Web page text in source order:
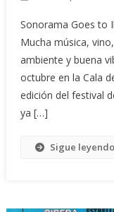
Sonorama Goes to
Mucha música,
ambiente y buena
octubre en la Cala
edición del festival
ya […]
Sigue leyendo